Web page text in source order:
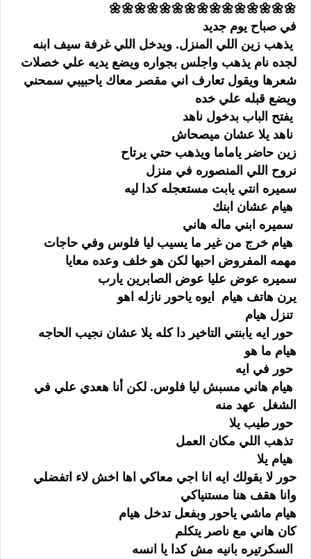
🌼🌼🌼🌼🌼🌼🌼🌼🌼🌼🌼🌼🌼🌼🌼
في صباح يوم جديد
يذهب زين اللي المنزل. ويدخل اللي غرفة سيف ابنه
لجده نام يذهب واجلس بجواره ويضع يديه علي خصلات
شعرها ويقول تعارف اني مقصر معاك ياحبيبي سمحني
ويضع قبله علي خده
يفتح الباب بدخول ناهد
ناهد يلا عشان ميصحاش
زين حاضر ياماما ويذهب حتي يرتاح
نروح اللي المنصوره في منزل
سميره انتي يابت مستعجله كدا ليه
هيام عشان ابنك
سميره ابني ماله هاني
هيام خرج من غير ما يسيب ليا فلوس وفي حاجات
مهمه المفروض احبها لكن هو خلف وعده معايا
سميره عوض عليا عوض الصابرين يارب
يرن هاتف هيام ايوه ياحور نازله اهو
تنزل هيام
حور ايه يابنتي التاخير دا كله يلا عشان نجيب الحاجه
هيام ما هو
حور في ايه
هيام هاني مسبش ليا فلوس. لكن أنا هعدي علي في
الشغل عهد منه
حور طيب يلا
تذهب اللي مكان العمل
هيام يلا
حور لا بقولك ايه انا اجي معاكي اها اخش لاء اتفضلي
وانا هقف هنا مستنياكي
هيام ماشي ياحور وبفعل تدخل هيام
كان هاني مع ناصر يتكلم
السكرتيره بانيه مش كدا يا انسه